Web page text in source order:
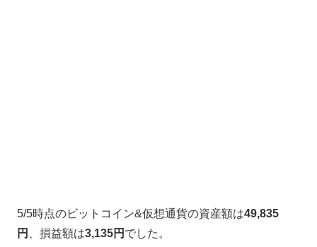
5/5時点のビットコイン&仮想通貨の資産額は49,835
円
、損益額は3,135円 でした。